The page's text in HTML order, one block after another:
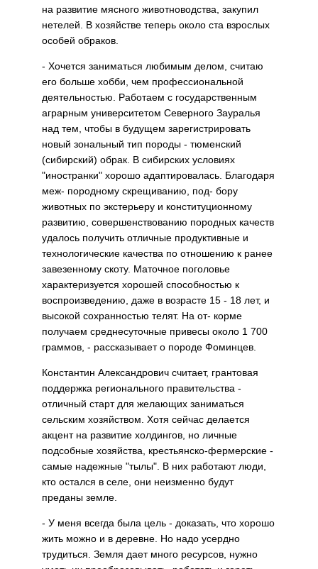
на развитие мясного животноводства, закупил
нетелей. В хозяйстве теперь около ста взрослых
особей обраков.
- Хочется заниматься любимым делом, считаю
его больше хобби, чем профессиональной
деятельностью. Работаем с государственным
аграрным университетом Северного Зауралья
над тем, чтобы в будущем зарегистрировать
новый зональный тип породы - тюменский
(сибирский) обрак. В сибирских условиях
"иностранки" хорошо адаптировалась. Благодаря
меж- породному скрещиванию, под- бору
животных по экстерьеру и конституционному
развитию, совершенствованию породных качеств
удалось получить отличные продуктивные и
технологические качества по отношению к ранее
завезенному скоту. Маточное поголовье
характеризуется хорошей способностью к
воспроизведению, даже в возрасте 15 - 18 лет, и
высокой сохранностью телят. На от- корме
получаем среднесуточные привесы около 1 700
граммов, - рассказывает о породе Фоминцев.
Константин Александрович считает, грантовая
поддержка регионального правительства -
отличный старт для желающих заниматься
сельским хозяйством. Хотя сейчас делается
акцент на развитие холдингов, но личные
подсобные хозяйства, крестьянско-фермерские -
самые надежные "тылы". В них работают люди,
кто остался в селе, они неизменно будут
преданы земле.
- У меня всегда была цель - доказать, что хорошо
жить можно и в деревне. Но надо усердно
трудиться. Земля дает много ресурсов, нужно